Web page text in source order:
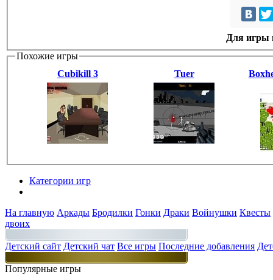
Для игры
Похожие игры
Cubikill 3
Tuer
Категории игр
На главную Аркады Бродилки Гонки Драки Войнушки Квесты
двоих
Детский сайт Детский чат Все игры Последние добавления
Популярные игры